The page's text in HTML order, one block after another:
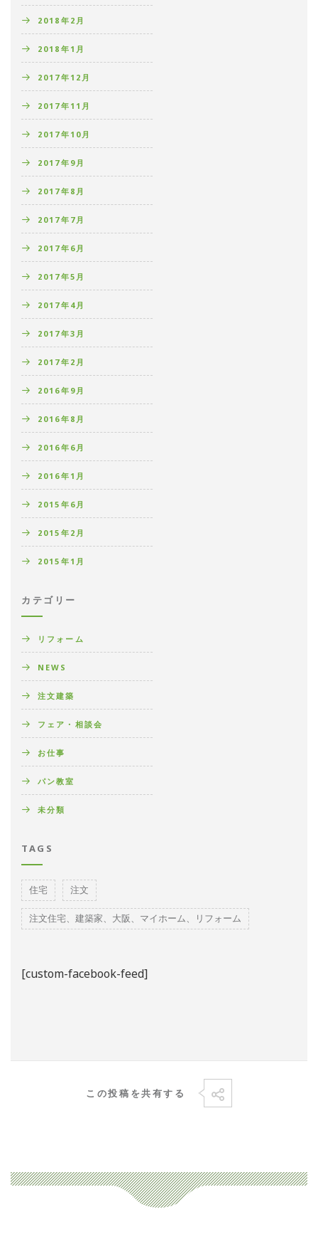
2018年2月
2018年1月
2017年12月
2017年11月
2017年10月
2017年9月
2017年8月
2017年7月
2017年6月
2017年5月
2017年4月
2017年3月
2017年2月
2016年9月
2016年8月
2016年6月
2016年1月
2015年6月
2015年2月
2015年1月
カテゴリー
リフォーム
NEWS
注文建築
フェア・相談会
お仕事
パン教室
未分類
TAGS
住宅 注文
注文住宅、建築家、大阪、マイホーム、リフォーム
[custom-facebook-feed]
この投稿を共有する